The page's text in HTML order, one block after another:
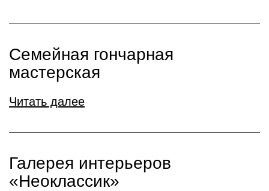
Семейная гончарная
мастерская
Читать далее
Галерея интерьеров
«Неоклассик»